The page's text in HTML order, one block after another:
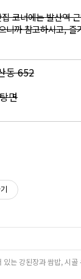
코너에는 발산역
니까 참고하시고, 즐
동 652
면
는 강된장과 쌈밥, 시골